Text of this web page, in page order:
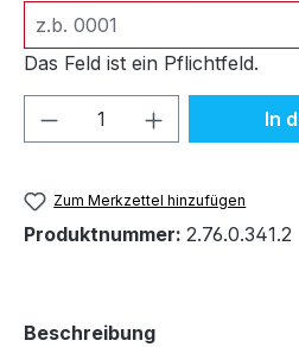
Das Feld ist ein Pflichtfeld.
Produkt Anzahl: In
Zum Merkzettel hinzufügen
Produktnummer: 2.76.0.341.2
Beschreibung